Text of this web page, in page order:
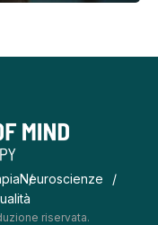
Neuroscienze
riservata.